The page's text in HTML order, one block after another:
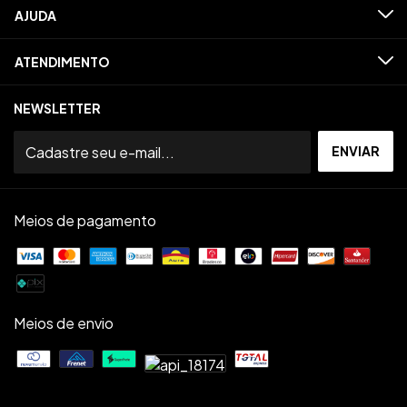
AJUDA
ATENDIMENTO
NEWSLETTER
Meios de pagamento
Meios de envio